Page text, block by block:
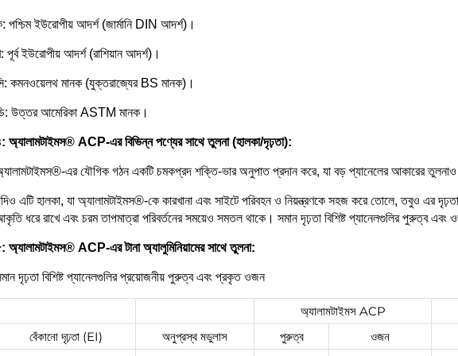
পশ্চিম ইউরোপীয় আদর্শ (জার্মানি DIN আদর্শ)।
পূর্ব ইউরোপীয় আদর্শ (রাশিয়ান আদর্শ)।
কমনওয়েলথ মানক (যুক্তরাজ্যের BS মানক)।
উত্তর আমেরিকা ASTM মানক।
অ্যালামটাইমস® ACP-এর বিভিন্ন পণ্যের সাথে তুলনা (হালকা/দৃঢ়তা):
এর যৌগিক গঠন একটি চমকপ্রদ শক্তি-ভার অনুপাত প্রদান করে, যা বড় প্যানেলের আকারের
এটি হালকা, যা অ্যালামটাইমস®-কে কারখানা এবং সাইটে পরিবহন ও নিয়ন্ত্রণকে সহজ করে তোলে, তবুও এর
ধরে রাখে এবং চরম তাপমাত্রা পরিবর্তনের সময়েও সমতল থাকে। সমান দৃঢ়তা বিশিষ্ট প্যানেলগুলির পুরুত্ব এবং
অ্যালামটাইমস® ACP-এর টানা অ্যালুমিনিয়ামের সাথে তুলনা:
দৃঢ়তা বিশিষ্ট প্যানেলগুলির প্রয়োজনীয় পুরুত্ব এবং প্রকৃত ওজন
অ্যালামটাইমস ACP
বেঁকানো দৃঢ়তা (EI)
অনুপ্রস্থ মডুলাস পুরুত্ব ওজন